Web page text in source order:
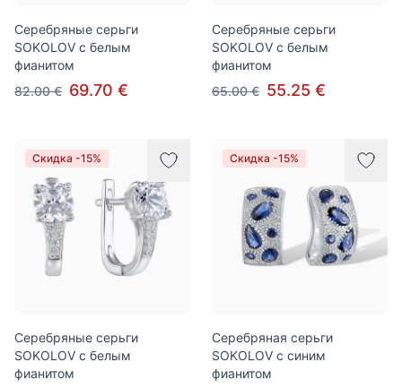
Серебряные серьги
SOKOLOV с белым
фианитом
82.00 € 69.70 €
Серебряные серьги
SOKOLOV с белым
фианитом
65.00 € 55.25 €
Скидка -15%
Серебряные серьги
SOKOLOV с белым
фианитом
Скидка -15%
Серебряная серьги
SOKOLOV с синим
фианитом